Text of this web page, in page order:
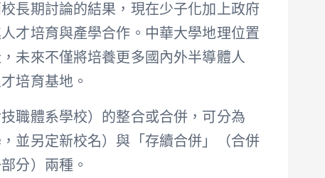
長期討論的結果，現在少子化加上政府
才培育與產學合作。中華大學地理位置
未來不僅將培養更多國內外半導體人
培育基地。
職體系學校）的整合或合併，可分為
並另定新校名）與「存續合併」（合併
分）兩種。